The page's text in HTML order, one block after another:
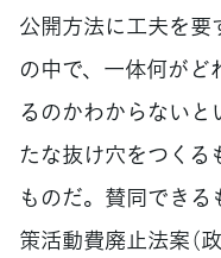
公開方法に工夫を要
の中で、一体何が
るのかわからないと
たな抜け穴をつくる
ものだ。賛同でき
策活動費廃止法案（